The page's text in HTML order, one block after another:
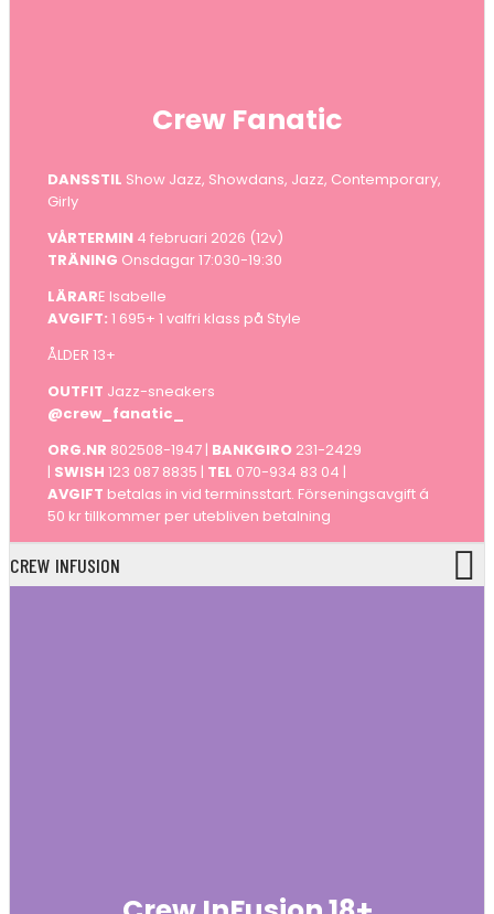
Crew Fanatic
DANSSTIL Show Jazz, Showdans, Jazz, Contemporary,
Girly
VÅRTERMIN 4 februari 2026 (12v)
TRÄNING Onsdagar 17:030-19:30
LÄRARE Isabelle
AVGIFT: 1 695+ 1 valfri klass på Style
ÅLDER 13+
OUTFIT Jazz-sneakers
@crew_fanatic_
ORG.NR 802508-1947 | BANKGIRO 231-2429
| SWISH123 087 8835 | TEL 070-934 83 04 |
AVGIFT betalas in vid terminsstart. Förseningsavgift á
50 kr tillkommer per utebliven betalning
CREW INFUSION